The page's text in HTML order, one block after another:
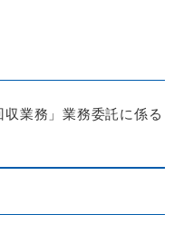
業務」業務委託に係る